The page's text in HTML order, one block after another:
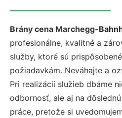
Brány cena Marchegg-
profesionálne, kvalitné a
služby, ktoré sú
požiadavkám. Neváhajte a
Pri realizácií služieb dbáme
odbornosť, ale aj na
práce, pretože si